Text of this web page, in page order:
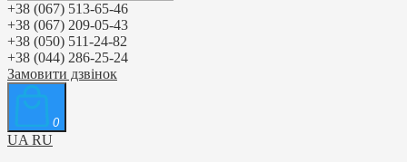
+38 (067) 513-65-46
+38 (067) 209-05-43
+38 (050) 511-24-82
+38 (044) 286-25-24
Замовити дзвінок
0
UA RU